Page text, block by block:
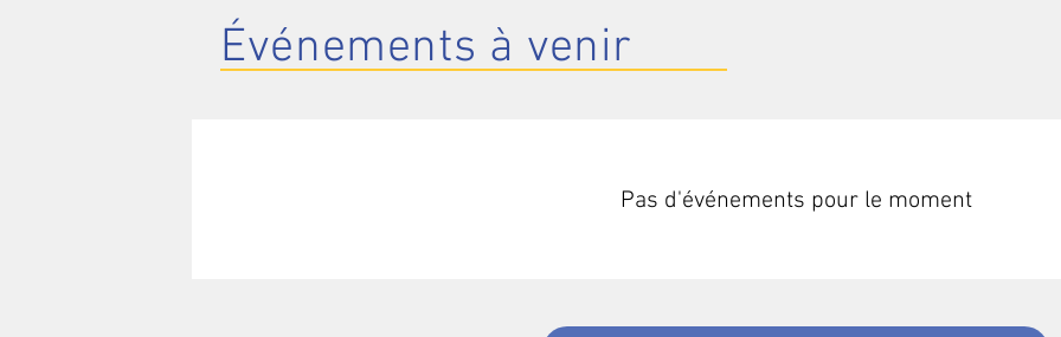
Événements à venir
Pas d'événements pour le moment